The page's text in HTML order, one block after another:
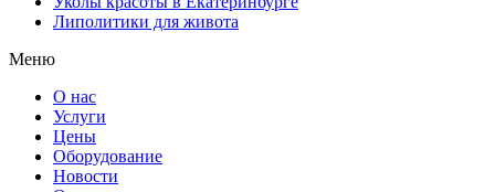
Липолитики для живота
Меню
О нас
Услуги
Цены
Оборудование
Новости